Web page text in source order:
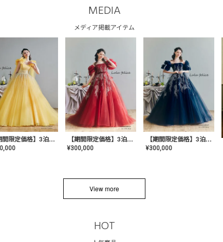
MEDIA
メディア掲載アイテム
【期間限定価格】3泊4日 LU-1501(Yellow) 【期間限定価格】3泊4日 LU-1502(Red)
¥300,000
【期間限定価格】3泊4日 LU-1502(Navy)
¥300,000
View more
HOT